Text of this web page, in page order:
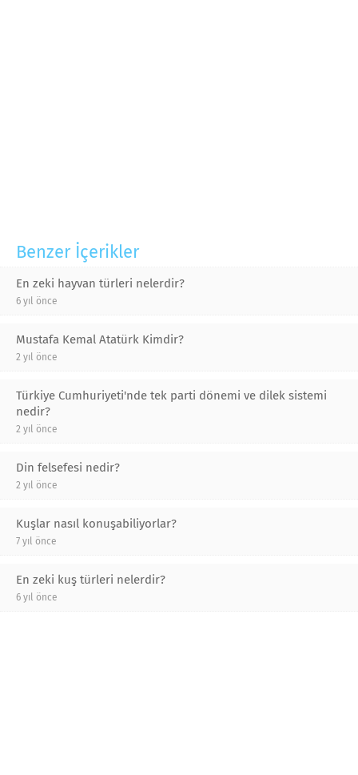
Benzer İçerikler
En zeki hayvan türleri nelerdir?
6 yıl önce
Mustafa Kemal Atatürk Kimdir?
2 yıl önce
Türkiye Cumhuriyeti'nde tek parti dönemi ve dilek sistemi
nedir?
2 yıl önce
Din felsefesi nedir?
2 yıl önce
Kuşlar nasıl konuşabiliyorlar?
7 yıl önce
En zeki kuş türleri nelerdir?
6 yıl önce